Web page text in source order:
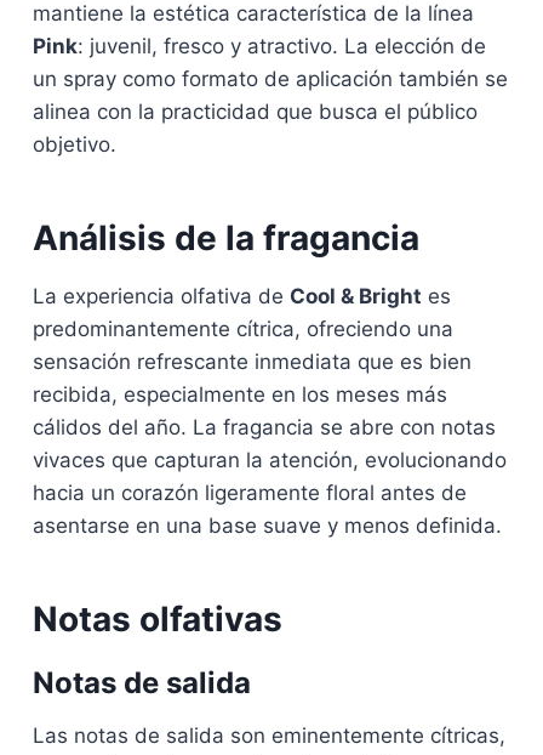
mantiene la estética característica de la línea
Pink: juvenil, fresco y atractivo. La elección de
un spray como formato de aplicación también se
alinea con la practicidad que busca el público
objetivo.
Análisis de la fragancia
La experiencia olfativa de Cool & Bright es
predominantemente cítrica, ofreciendo una
sensación refrescante inmediata que es bien
recibida, especialmente en los meses más
cálidos del año. La fragancia se abre con notas
vivaces que capturan la atención, evolucionando
hacia un corazón ligeramente floral antes de
asentarse en una base suave y menos definida.
Notas olfativas
Notas de salida
Las notas de salida son eminentemente cítricas,